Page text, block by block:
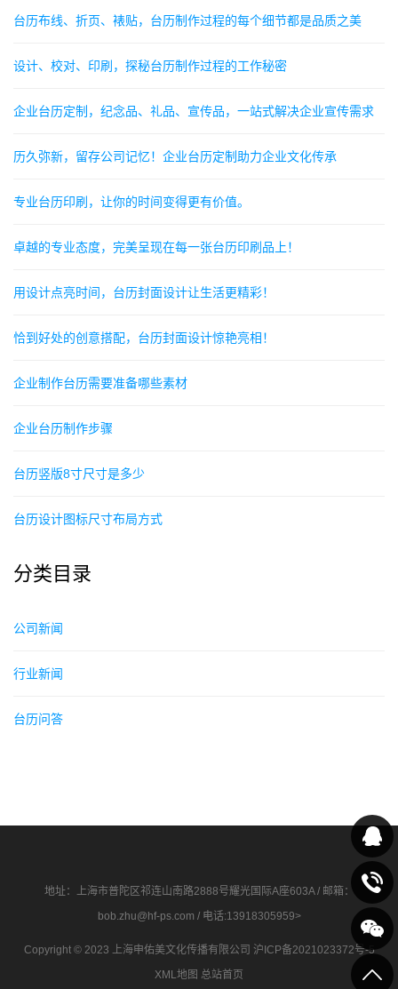
台历布线、折页、裱贴，台历制作过程的每个细节都是品质之美
设计、校对、印刷，探秘台历制作过程的工作秘密
企业台历定制，纪念品、礼品、宣传品，一站式解决企业宣传需求
历久弥新，留存公司记忆！企业台历定制助力企业文化传承
专业台历印刷，让你的时间变得更有价值。
卓越的专业态度，完美呈现在每一张台历印刷品上！
用设计点亮时间，台历封面设计让生活更精彩！
恰到好处的创意搭配，台历封面设计惊艳亮相！
企业制作台历需要准备哪些素材
企业台历制作步骤
台历竖版8寸尺寸是多少
台历设计图标尺寸布局方式
分类目录
公司新闻
行业新闻
台历问答
地址：上海市普陀区祁连山南路2888号耀光国际A座603A / 邮箱：
bob.zhu@hf-ps.com / 电话:13918305959>
Copyright © 2023 上海申佑美文化传播有限公司 沪ICP备2021023372号-5
XML地图 总站首页